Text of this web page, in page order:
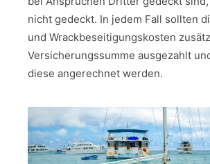
nicht gedeckt. In jedem Fall sollten
und Wrackbeseitigungskosten
Versicherungssumme ausgezahlt
diese angerechnet werden.